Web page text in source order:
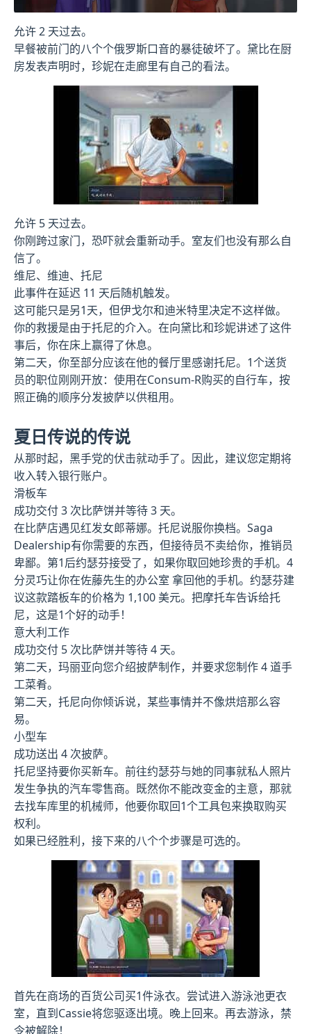
允许 2 天过去。
早餐被前门的八个个俄罗斯口音的暴徒破坏了。黛比在厨
房发表声明时，珍妮在走廊里有自己的看法。
允许 5 天过去。
你刚跨过家门，恐吓就会重新动手。室友们也没有那么自
信了。
维尼、维迪、托尼
此事件在延迟 11 天后随机触发。
这可能只是另1天，但伊戈尔和迪米特里决定不这样做。
你的救援是由于托尼的介入。在向黛比和珍妮讲述了这件
事后，你在床上赢得了休息。
第二天，你至部分应该在他的餐厅里感谢托尼。1个送货
员的职位刚刚开放：使用在Consum-R购买的自行车，按
照正确的顺序分发披萨以供租用。
夏日传说的传说
从那时起，黑手党的伏击就动手了。因此，建议您定期将
收入转入银行账户。
滑板车
成功交付 3 次比萨饼并等待 3 天。
在比萨店遇见红发女郎蒂娜。托尼说服你换档。Saga
Dealership有你需要的东西，但接待员不卖给你，推销员
卑鄙。第1后约瑟芬接受了，如果你取回她珍贵的手机。4
分灵巧让你在佐藤先生的办公室 拿回他的手机。约瑟芬建
议这款踏板车的价格为 1,100 美元。把摩托车告诉给托
尼，这是1个好的动手！
意大利工作
成功交付 5 次比萨饼并等待 4 天。
第二天，玛丽亚向您介绍披萨制作，并要求您制作 4 道手
工菜肴。
第二天，托尼向你倾诉说，某些事情并不像烘焙那么容
易。
小型车
成功送出 4 次披萨。
托尼坚持要你买新车。前往约瑟芬与她的同事就私人照片
发生争执的汽车零售商。既然你不能改变金的主意，那就
去找车库里的机械师，他要你取回1个工具包来换取购买
权利。
如果已经胜利，接下来的八个个步骤是可选的。
首先在商场的百货公司买1件泳衣。尝试进入游泳池更衣
室，直到Cassie将您驱逐出境。晚上回来。再去游泳，禁
令被解除！